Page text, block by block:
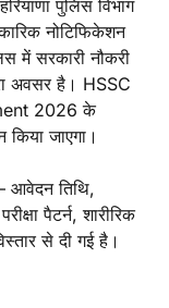
पुलिस विभाग
नोटिफिकेशन
में सरकारी नौकरी
अवसर है। HSSC
2026 के
किया जाएगा।
आवेदन तिथि,
पैटर्न, शारीरिक
से दी गई है।